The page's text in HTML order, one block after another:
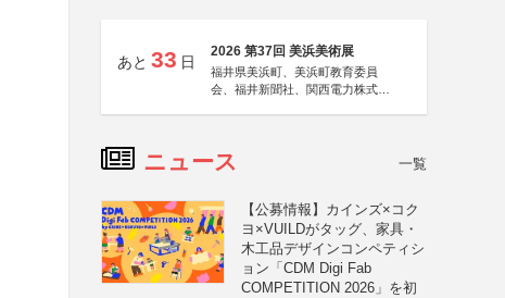
あと 33 日
2026 第37回 美浜美術展
福井県美浜町、美浜町教育委員
会、福井新聞社、関西電力株式会
ニュース 一覧
【公募情報】カインズ×コク
ヨ×VUILDがタッグ、家具・
木工品デザインコンペティシ
ョン「CDM Digi Fab
COMPETITION 2026」を初